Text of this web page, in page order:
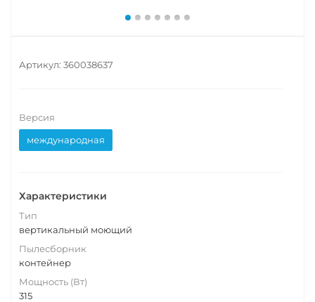
Артикул: 360038637
Версия
международная
Характеристики
Тип
вертикальный моющий
Пылесборник
контейнер
Мощность (Вт)
315